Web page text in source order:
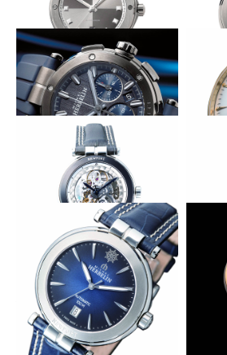
南仏のリゾートへ誘う
HERBELIN
ケイプ カマラ
レギュ
ニュー
フランスらしいお洒落な2トーン
ニューポート クロノグラフ 30
周年記念モデル
フラン
インス
グレーで縁取ったスケルトン
ニューポートヨットクラブ ス
ケルトン
ニュー
ープン
舷窓モチーフに似合う青
HERBELIN
ニューポートヨットクラブ オ
ートマティック
豪華で
ニュー
ロノ